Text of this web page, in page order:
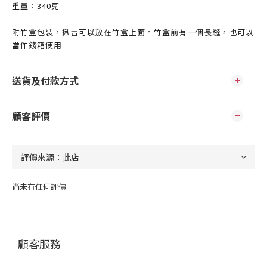
重量：340克
附竹盒包裝，揪吉可以放在竹盒上面 。 竹盒前有一個長縫，也可以
當作錢箱使用
送貨及付款方式
顧客評價
尚未有任何評價
顧客服務